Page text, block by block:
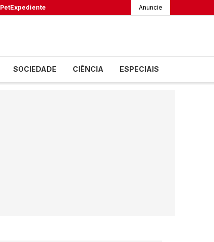
PetExpediente Anuncie
SOCIEDADE CIÊNCIA ESPECIAIS